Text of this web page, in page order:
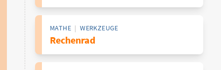
MATHE | WERKZEUGE
Rechenrad